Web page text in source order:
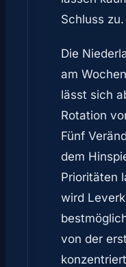
Schluss zu.
Die
am
lässt sich
Rotation
Fünf
dem
Prioritäten
wird
von der